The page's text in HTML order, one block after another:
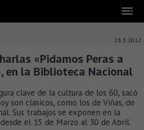
28.3.2012
«Pidamos Peras a
en la Biblioteca Nacional
clave de la cultura de los 60, sacó
son clásicos, como los de Viñas, de
Sus trabajos se exponen en la
el 15 de Marzo al 30 de Abril.